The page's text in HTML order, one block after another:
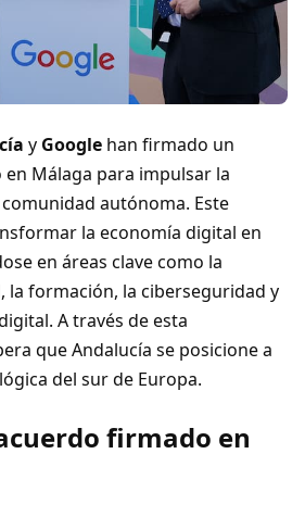
y Google han firmado un
Málaga para impulsar la
autónoma. Este
la economía digital en
en áreas clave como la
la formación, la ciberseguridad y
A través de esta
que Andalucía se posicione a
del sur de Europa.
firmado en